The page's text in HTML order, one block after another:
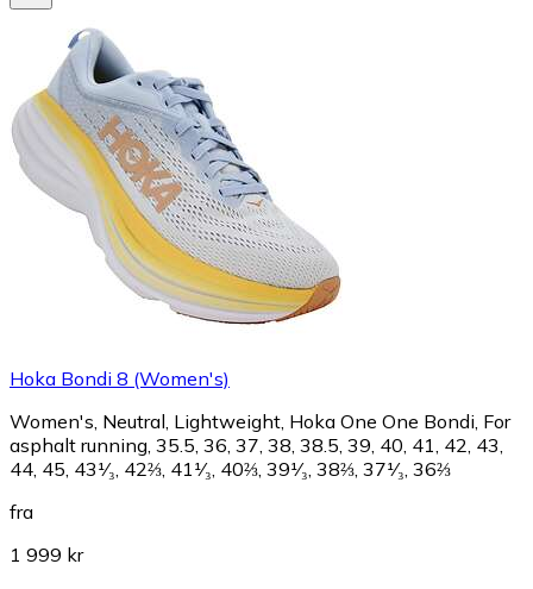
Hoka Bondi 8 (Women's)
Women's, Neutral, Lightweight, Hoka One One Bondi, For
asphalt running, 35.5, 36, 37, 38, 38.5, 39, 40, 41, 42, 43,
44, 45, 43¹⁄₃, 42⅔, 41¹⁄₃, 40⅔, 39¹⁄₃, 38⅔, 37¹⁄₃, 36⅔
fra
1 999 kr